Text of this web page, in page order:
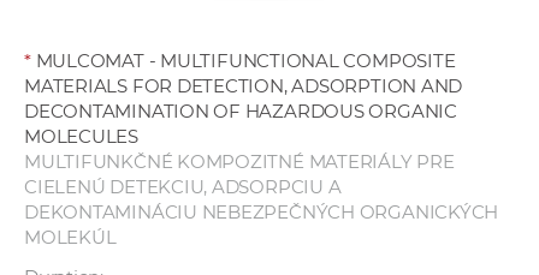
*MULCOMAT - MULTIFUNCTIONAL COMPOSITE
MATERIALS FOR DETECTION, ADSORPTION AND
DECONTAMINATION OF HAZARDOUS ORGANIC
MOLECULES
MULTIFUNKČNÉ KOMPOZITNÉ MATERIÁLY PRE
CIELENÚ DETEKCIU, ADSORPCIU A
DEKONTAMINÁCIU NEBEZPEČNÝCH ORGANICKÝCH
MOLEKÚL